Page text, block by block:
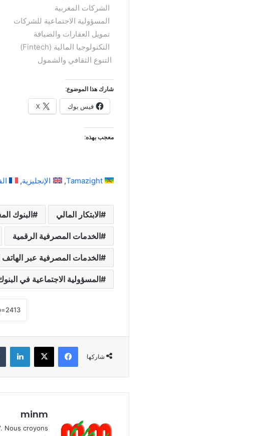
الشركات المغربية
المسؤولية الاجتماعية للشركات
تمويل العقارات والضيافة
التكنولوجيا المالية (Fintech)
التنوع الثقافي والشمول
شارك هذا الموضوع:
فيس بوك X
معجب بهذه:
Tamazight الإنجليزية
الابتكار المالي البنوك
الخدمات المصرفية الرقمية
الخدمات المصرفية عبر
المسؤولية الاجتماعية في
شاركها
فيسبوك ‫X
minm
Nous croyons